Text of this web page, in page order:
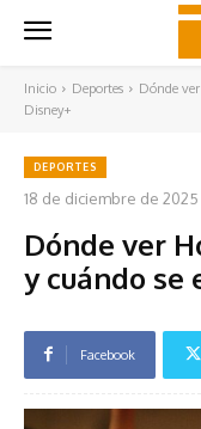
Inicio Deportes
Dónde
Disney+
DEPORTES
18 de diciembre de 2025
Dónde ver
y cuándo se
Facebook